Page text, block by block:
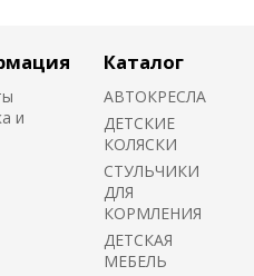
и
Каталог
АВТОКРЕСЛА
ДЕТСКИЕ
КОЛЯСКИ
CТУЛЬЧИКИ
ДЛЯ
КОРМЛЕНИЯ
ДЕТСКАЯ
МЕБЕЛЬ